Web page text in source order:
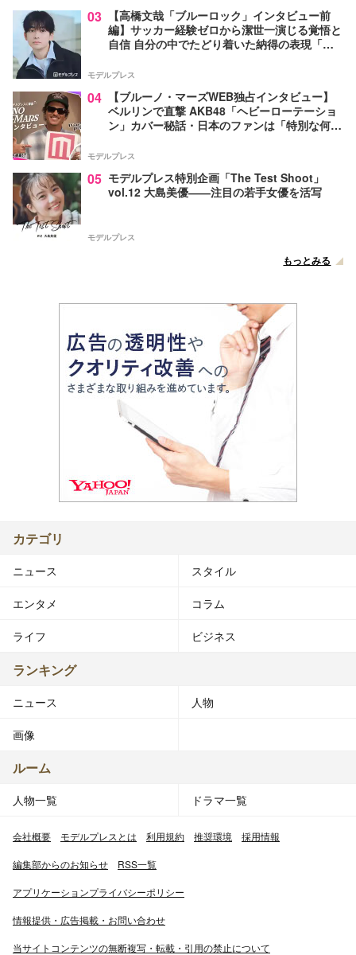
03
【高橋文哉「ブルーロック」インタビュー前
編】サッカー経験ゼロから潔世一演じる覚悟と
自信 自分の中でたどり着いた納得の表現「一
モデルプレス
04
【ブルーノ・マーズWEB独占インタビュー】
ベルリンで直撃 AKB48「ヘビーローテーショ
ン」カバー秘話・日本のファンは「特別な何か
モデルプレス
05 モデルプレス特別企画「The Test Shoot」
vol.12 大島美優――注目の若手女優を活写
モデルプレス
もっとみる
カテゴリ
ニュース スタイル
エンタメ コラム
ライフ ビジネス
ランキング
ニュース 人物
画像
ルーム
人物一覧 ドラマ一覧
会社概要 モデルプレスとは 利用規約 推奨環境 採用情報
編集部からのお知らせ RSS一覧
アプリケーションプライバシーポリシー
情報提供・広告掲載・お問い合わせ
当サイトコンテンツの無断複写・転載・引用の禁止について